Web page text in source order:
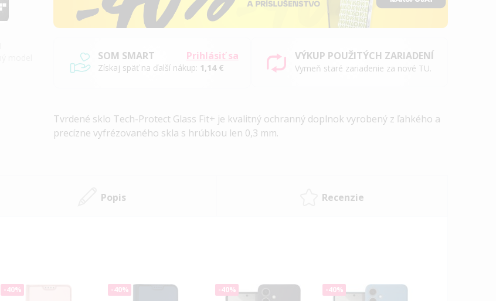
Prihlásiť sa
SOM SMART
Získaj späť na ďalší nákup: 1,14 €
VÝKUP POUŽITÝCH ZARIADENÍ
Vymeň staré zariadenie za nové TU.
Tvrdené sklo Tech-Protect Glass Fit+ je kvalitný ochranný doplnok vyrobený z ľahkého a
precízne vyfrézovaného skla s hrúbkou len 0,3 mm.
Popis Recenzie
-40% -40% -40% -40%